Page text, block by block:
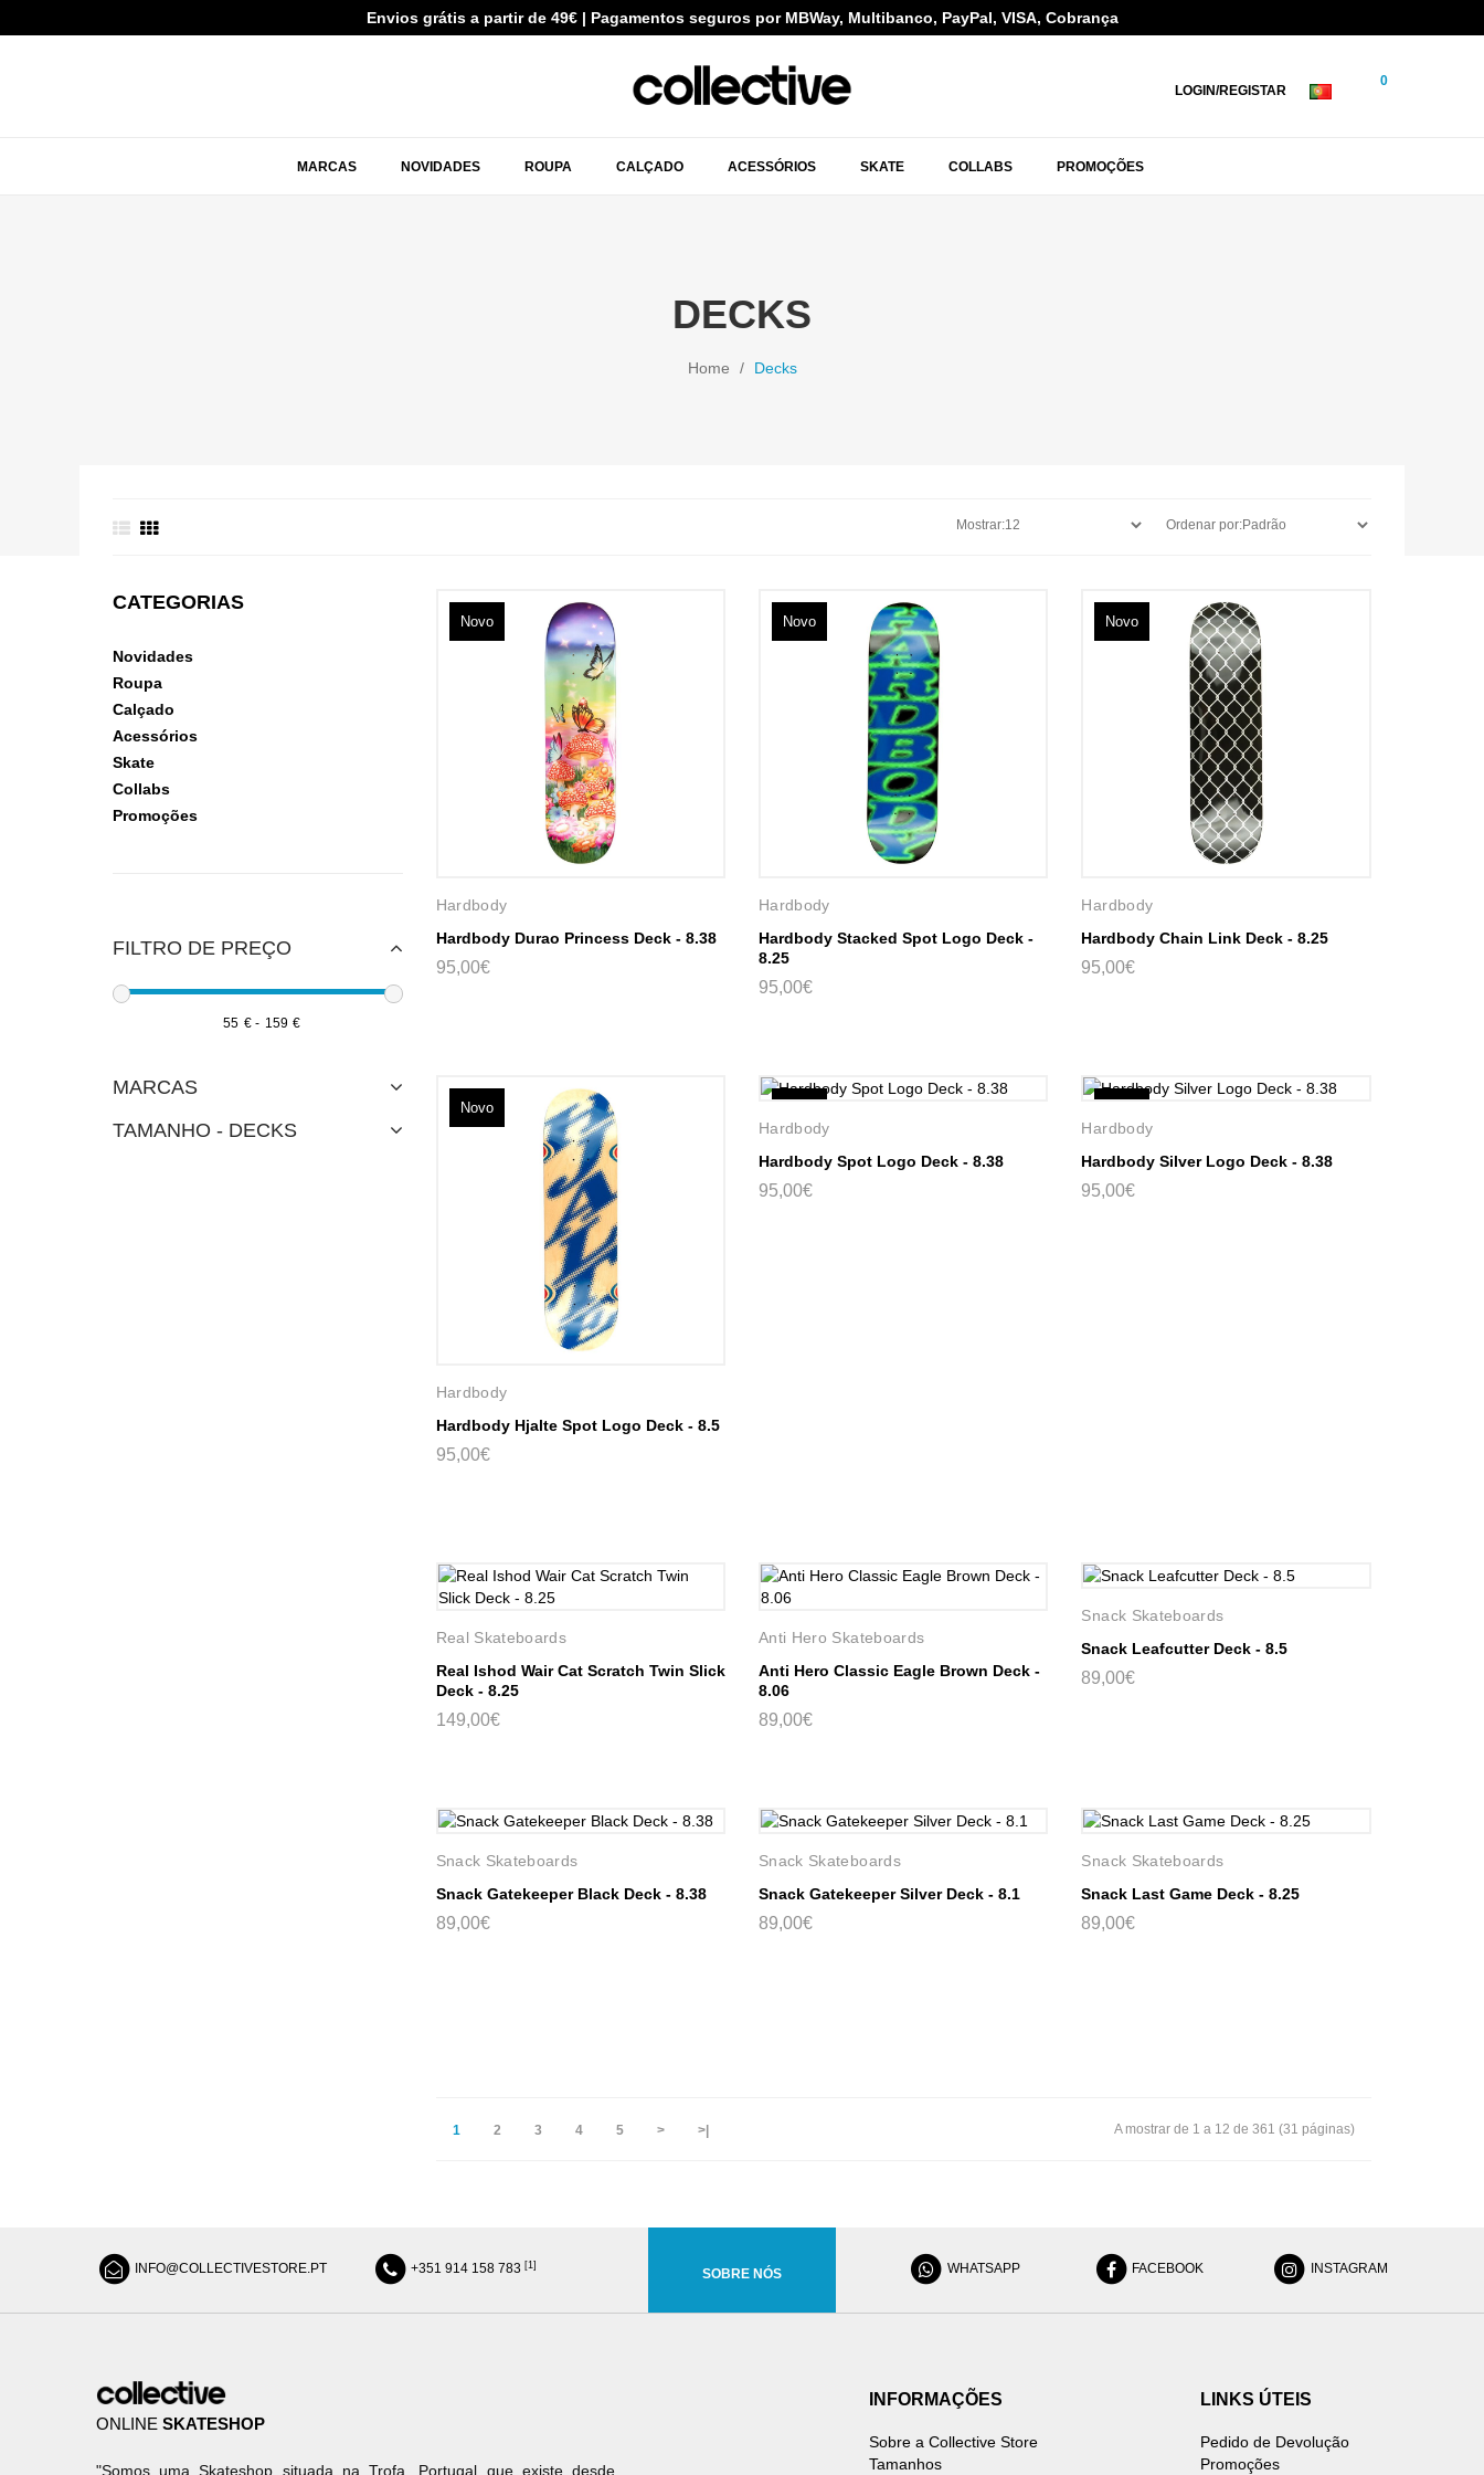
Envios grátis a partir de 49€ | Pagamentos seguros por MBWay, Multibanco, PayPal, VISA, Cobrança
LOGIN/REGISTAR
0
MARCAS NOVIDADES ROUPA CALÇADO ACESSÓRIOS SKATE COLLABS PROMOÇÕES
DECKS
Home Decks
CATEGORIAS
Novidades
Roupa
Calçado
Acessórios
Skate
Collabs
Promoções
FILTRO DE PREÇO
€ - €
MARCAS
TAMANHO - DECKS
Novo
Hardbody
Hardbody Durao Princess Deck - 8.38
95,00€
Novo
Hardbody
Hardbody Stacked Spot Logo Deck -
8.25
95,00€
Novo
Hardbody
Hardbody Chain Link Deck - 8.25
95,00€
Novo
Hardbody
Hardbody Hjalte Spot Logo Deck - 8.5
95,00€
Hardbody
Hardbody Spot Logo Deck - 8.38
95,00€
Hardbody
Hardbody Silver Logo Deck - 8.38
95,00€
Real Skateboards
Real Ishod Wair Cat Scratch Twin Slick
Deck - 8.25
149,00€
Anti Hero Skateboards
Anti Hero Classic Eagle Brown Deck -
8.06
89,00€
Snack Skateboards
Snack Leafcutter Deck - 8.5
89,00€
Snack Skateboards
Snack Gatekeeper Black Deck - 8.38
89,00€
Snack Skateboards
Snack Gatekeeper Silver Deck - 8.1
89,00€
Snack Skateboards
Snack Last Game Deck - 8.25
89,00€
1 2 3 4 5 > >| A mostrar de 1 a 12 de 361 (31 páginas)
INFO@COLLECTIVESTORE.PT +351 914 158 783 [1]
SOBRE NÓS WHATSAPP FACEBOOK INSTAGRAM
ONLINE SKATESHOP
"Somos uma Skateshop situada na Trofa, Portugal que existe desde
INFORMAÇÕES
Sobre a Collective Store
Tamanhos
LINKS ÚTEIS
Pedido de Devolução
Promoções